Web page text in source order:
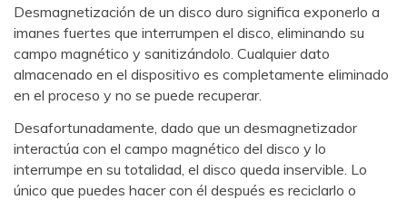
Reparador de Fotos con IA
Arregla fotos dañadas, mejora su nitidez y revive tus
recuerdos más valiosos con el poder de la IA.
Continuar Prueba Online
Desmagnetización de un disco duro significa exponerlo a
imanes fuertes que interrumpen el disco, eliminando su
campo magnético y sanitizándolo. Cualquier dato
almacenado en el dispositivo es completamente eliminado
en el proceso y no se puede recuperar.
Desafortunadamente, dado que un desmagnetizador
interactúa con el campo magnético del disco y lo
interrumpe en su totalidad, el disco queda inservible. Lo
único que puedes hacer con él después es reciclarlo o